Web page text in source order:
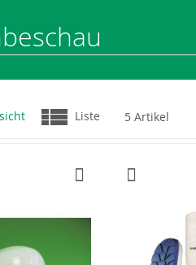
Anzeigen
Liste 5 Artikel